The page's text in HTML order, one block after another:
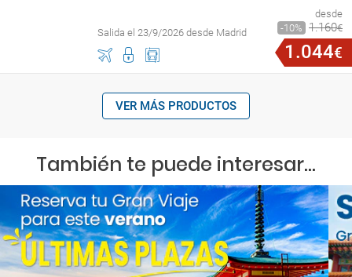
Salida el 23/9/2026 desde Madrid
desde
10
1.160€
1 .044€
VER MÁS PRODUCTOS
También te puede interesar...